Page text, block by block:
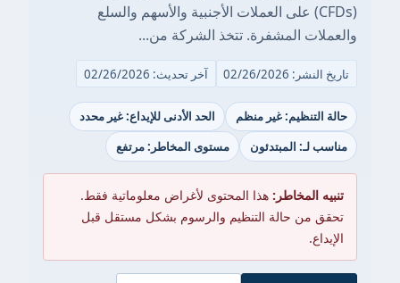
(CFDs) على العملات الأجنبية والأسهم والسلع
والعملات المشفرة. تتخذ الشركة من...
تاريخ النشر: 02/26/2026 آخر تحديث: 02/26/2026
حالة التنظيم: غير منظم
الحد الأدنى للإيداع: غير محدد
مناسب لـ: المبتدئون
مستوى المخاطر: مرتفع
تنبيه المخاطر: هذا المحتوى لأغراض معلوماتية فقط.
تحقق من حالة التنظيم والرسوم بشكل مستقل قبل
الإيداع.